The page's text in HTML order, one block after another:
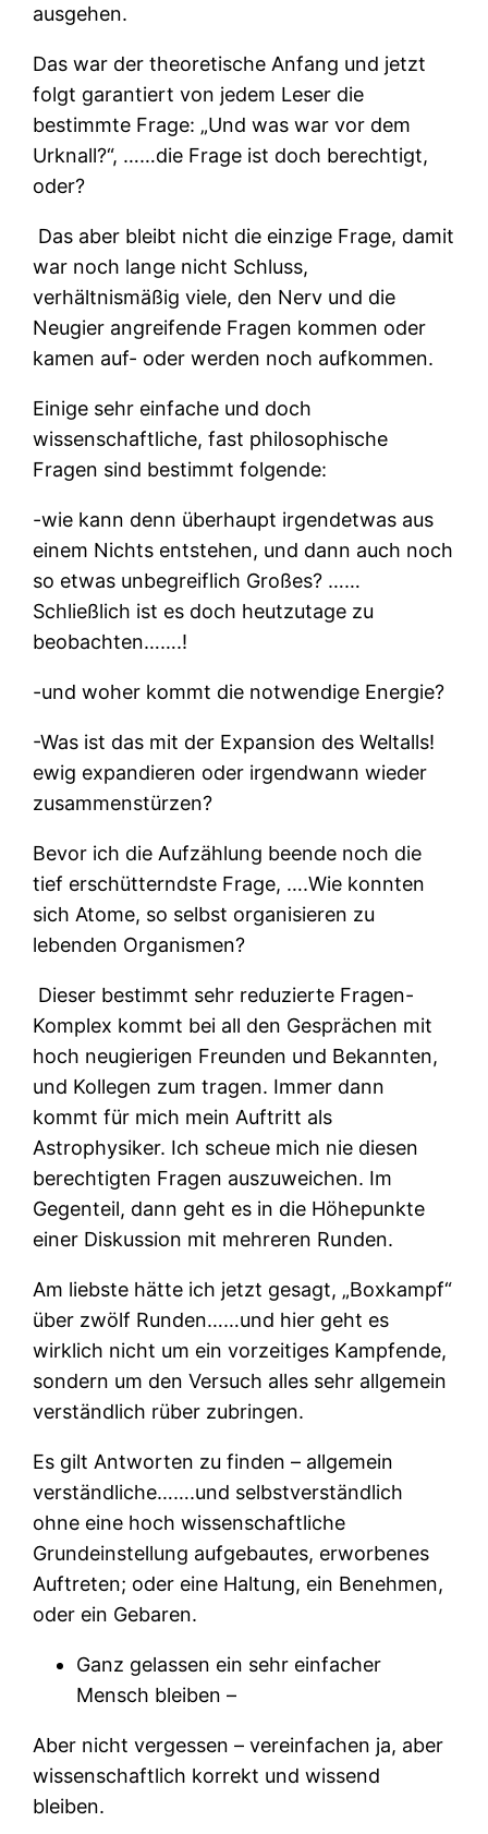
ausgehen.
Das war der theoretische Anfang und jetzt
folgt garantiert von jedem Leser die
bestimmte Frage: „Und was war vor dem
Urknall?“, ……die Frage ist doch berechtigt,
oder?
Das aber bleibt nicht die einzige Frage, damit
war noch lange nicht Schluss,
verhältnismäßig viele, den Nerv und die
Neugier angreifende Fragen kommen oder
kamen auf- oder werden noch aufkommen.
Einige sehr einfache und doch
wissenschaftliche, fast philosophische
Fragen sind bestimmt folgende:
-wie kann denn überhaupt irgendetwas aus
einem Nichts entstehen, und dann auch noch
so etwas unbegreiflich Großes? ……
Schließlich ist es doch heutzutage zu
beobachten…….!
-und woher kommt die notwendige Energie?
-Was ist das mit der Expansion des Weltalls!
ewig expandieren oder irgendwann wieder
zusammenstürzen?
Bevor ich die Aufzählung beende noch die
tief erschütterndste Frage, ….Wie konnten
sich Atome, so selbst organisieren zu
lebenden Organismen?
Dieser bestimmt sehr reduzierte Fragen-
Komplex kommt bei all den Gesprächen mit
hoch neugierigen Freunden und Bekannten,
und Kollegen zum tragen. Immer dann
kommt für mich mein Auftritt als
Astrophysiker. Ich scheue mich nie diesen
berechtigten Fragen auszuweichen. Im
Gegenteil, dann geht es in die Höhepunkte
einer Diskussion mit mehreren Runden.
Am liebste hätte ich jetzt gesagt, „Boxkampf“
über zwölf Runden……und hier geht es
wirklich nicht um ein vorzeitiges Kampfende,
sondern um den Versuch alles sehr allgemein
verständlich rüber zubringen.
Es gilt Antworten zu finden – allgemein
verständliche…….und selbstverständlich
ohne eine hoch wissenschaftliche
Grundeinstellung aufgebautes, erworbenes
Auftreten; oder eine Haltung, ein Benehmen,
oder ein Gebaren.
Ganz gelassen ein sehr einfacher
Mensch bleiben –
Aber nicht vergessen – vereinfachen ja, aber
wissenschaftlich korrekt und wissend
bleiben.